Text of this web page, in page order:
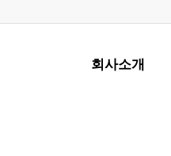
회사소개